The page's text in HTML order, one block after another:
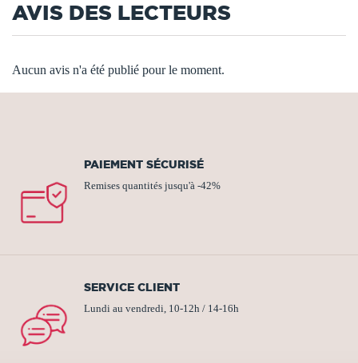
AVIS DES LECTEURS
Aucun avis n'a été publié pour le moment.
PAIEMENT SÉCURISÉ
Remises quantités jusqu'à -42%
SERVICE CLIENT
Lundi au vendredi, 10-12h / 14-16h